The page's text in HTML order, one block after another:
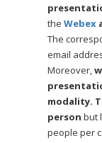
theWebex
The
email
Moreover,
modality.
person but
people per